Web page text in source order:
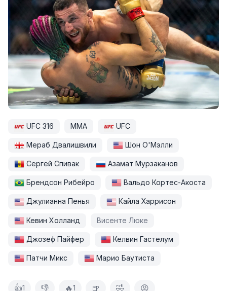
UFC 316 ММА UFC
Мераб Двалишвили Шон О'Мэлли
Сергей Спивак Азамат Мурзаканов
Брендсон Рибейро Вальдо Кортес-Акоста
Джулианна Пенья Кайла Харрисон
Кевин Холланд Висенте Люке
Джозеф Пайфер Келвин Гастелум
Патчи Микс Марио Баутиста
👍1 👎 🔥1 🍺 🤣 😡